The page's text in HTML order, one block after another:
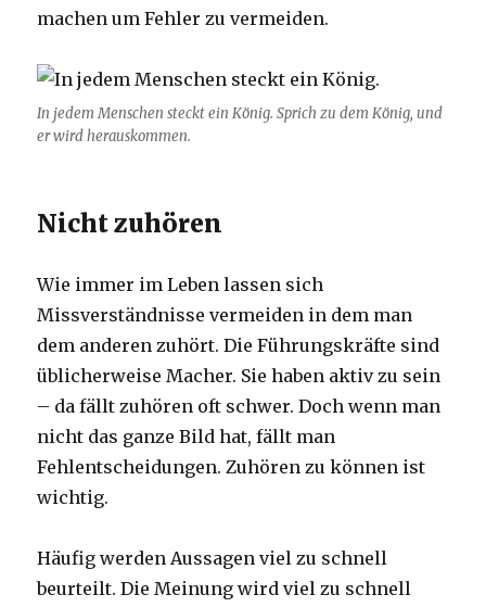
machen um Fehler zu vermeiden.
In jedem Menschen steckt ein König. Sprich zu dem König, und
er wird herauskommen.
Nicht zuhören
Wie immer im Leben lassen sich
Missverständnisse vermeiden in dem man
dem anderen zuhört. Die Führungskräfte sind
üblicherweise Macher. Sie haben aktiv zu sein
– da fällt zuhören oft schwer. Doch wenn man
nicht das ganze Bild hat, fällt man
Fehlentscheidungen. Zuhören zu können ist
wichtig.
Häufig werden Aussagen viel zu schnell
beurteilt. Die Meinung wird viel zu schnell